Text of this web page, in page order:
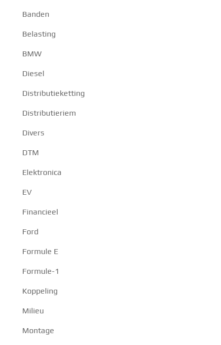
Banden
Belasting
BMW
Diesel
Distributieketting
Distributieriem
Divers
DTM
Elektronica
EV
Financieel
Ford
Formule E
Formule-1
Koppeling
Milieu
Montage